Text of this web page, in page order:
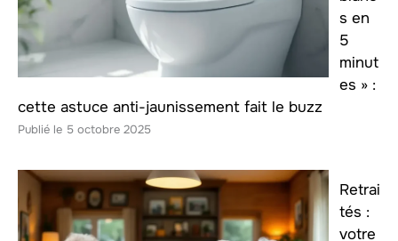
s en
5
minut
es » :
cette astuce anti-jaunissement fait le buzz
5 octobre 2025
Retrai
tés :
votre